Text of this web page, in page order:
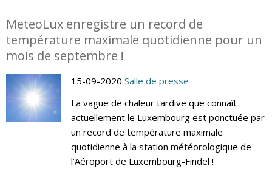
MeteoLux enregistre un record de
température maximale quotidienne pour un
mois de septembre !
15-09-2020 Salle de presse
La vague de chaleur tardive que connaît
actuellement le Luxembourg est ponctuée par
un record de température maximale
quotidienne à la station météorologique de
l’Aéroport de Luxembourg-Findel !